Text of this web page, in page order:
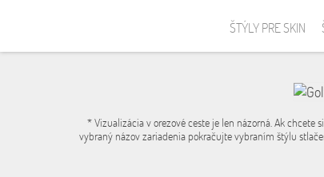
ŠTÝLY PRE SKIN
* Vizualizácia v orezové ceste je len názorná. Ak
vybraný názov zariadenia pokračujte vybraním štýlu